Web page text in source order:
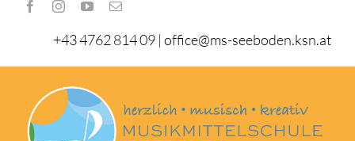
springen
+43 4762 814 09 |office@ms-seeboden.ksn.at